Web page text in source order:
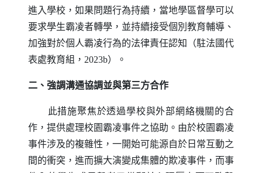
進入學校，如果問題行為持續，當地學區督學可以
要求學生霸凌者轉學，並持續接受個別教育輔導、
加強對於個人霸凌行為的法律責任認知（駐法國代
表處教育組，2023b）。
二、強調溝通協調並與第三方合作
此措施聚焦於透過學校與外部網絡機關的合
作，提供處理校園霸凌事件之協助。由於校園霸凌
事件涉及的複雜性，一開始可能源自於日常互動之
間的衝突，進而擴大演變成集體的欺凌事件，而事